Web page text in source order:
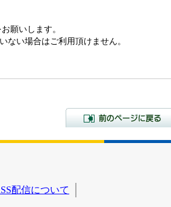
願いします。
ない場合はご利用頂けません。
配信について